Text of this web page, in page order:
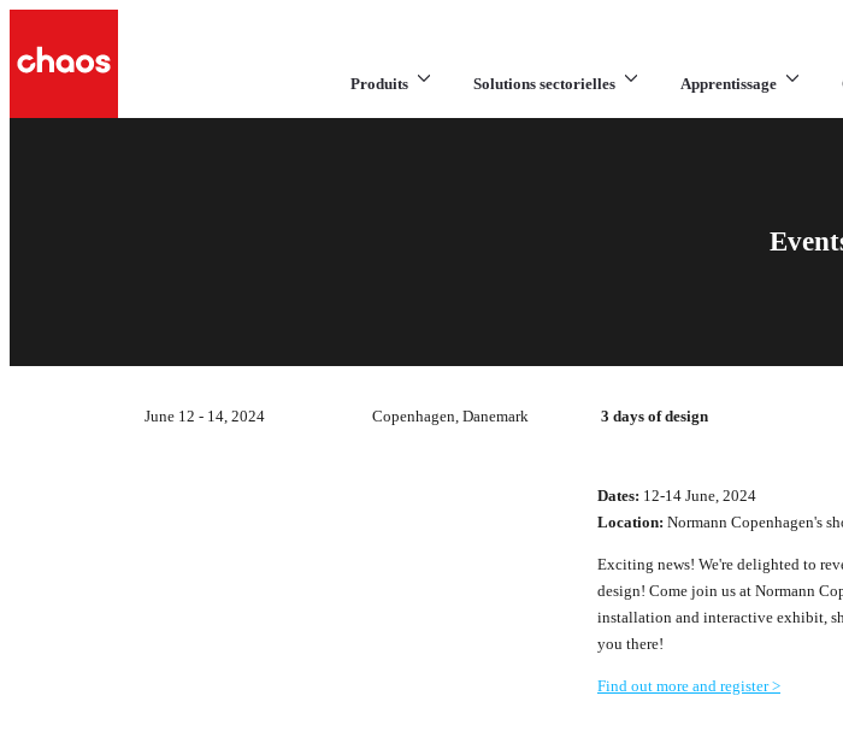
Produits Solutions sectorielles Apprentissage
June 12 - 14, 2024 Copenhagen, Danemark 3 days of design
Dates: 12-14 June, 2024
Location: Normann Copenhagen's
Exciting news! We're delighted to
design! Come join us at Normann
installation and interactive exhibit,
you there!
Find out more and register >